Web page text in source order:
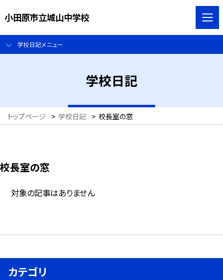
小田原市立城山中学校
学校日記メニュー
学校日記
トップページ > 学校日記 > 校長室の窓
校長室の窓
対象の記事はありません
カテゴリ